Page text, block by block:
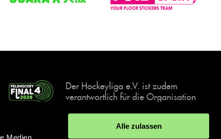
Alle zulassen
Der Hockeyliga e.V. ist zudem
verantwortlich für die Organisation
Events, der deutschen Hockey-
Meisterschaften.